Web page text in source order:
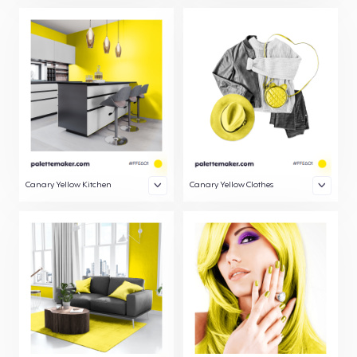
Canary Yellow Kitchen Canary Yellow Clothes